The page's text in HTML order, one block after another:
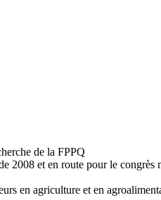
de la FPPQ
2008 et en route pour le congrès
en agriculture et en